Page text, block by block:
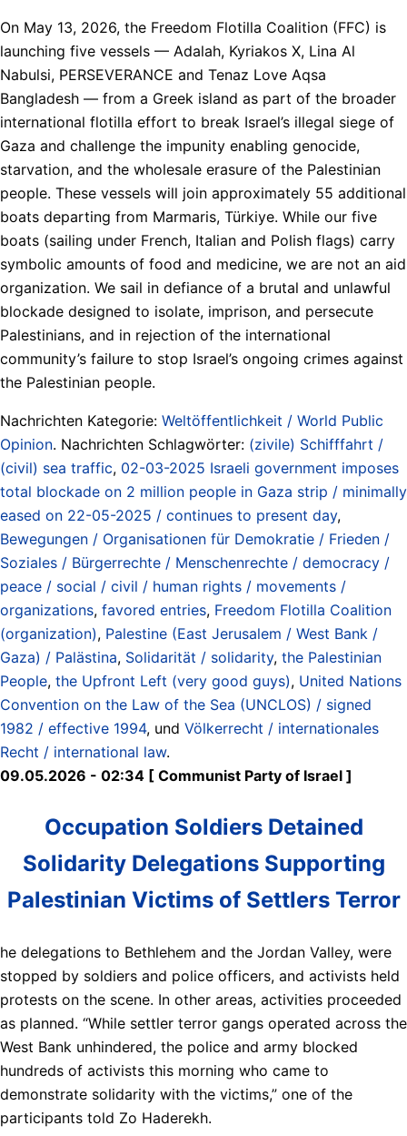
On May 13, 2026, the Freedom Flotilla Coalition (FFC) is
launching five vessels — Adalah, Kyriakos X, Lina Al
Nabulsi, PERSEVERANCE and Tenaz Love Aqsa
Bangladesh — from a Greek island as part of the broader
international flotilla effort to break Israel’s illegal siege of
Gaza and challenge the impunity enabling genocide,
starvation, and the wholesale erasure of the Palestinian
people. These vessels will join approximately 55 additional
boats departing from Marmaris, Türkiye. While our five
boats (sailing under French, Italian and Polish flags) carry
symbolic amounts of food and medicine, we are not an aid
organization. We sail in defiance of a brutal and unlawful
blockade designed to isolate, imprison, and persecute
Palestinians, and in rejection of the international
community’s failure to stop Israel’s ongoing crimes against
the Palestinian people.
Nachrichten Kategorie: Weltöffentlichkeit / World Public
Opinion. Nachrichten Schlagwörter: (zivile) Schifffahrt /
(civil) sea traffic, 02-03-2025 Israeli government imposes
total blockade on 2 million people in Gaza strip / minimally
eased on 22-05-2025 / continues to present day,
Bewegungen / Organisationen für Demokratie / Frieden /
Soziales / Bürgerrechte / Menschenrechte / democracy /
peace / social / civil / human rights / movements /
organizations, favored entries, Freedom Flotilla Coalition
(organization), Palestine (East Jerusalem / West Bank /
Gaza) / Palästina, Solidarität / solidarity, the Palestinian
People, the Upfront Left (very good guys), United Nations
Convention on the Law of the Sea (UNCLOS) / signed
1982 / effective 1994, und Völkerrecht / internationales
Recht / international law.
09.05.2026 - 02:34 [ Communist Party of Israel ]
Occupation Soldiers Detained
Solidarity Delegations Supporting
Palestinian Victims of Settlers Terror
he delegations to Bethlehem and the Jordan Valley, were
stopped by soldiers and police officers, and activists held
protests on the scene. In other areas, activities proceeded
as planned. “While settler terror gangs operated across the
West Bank unhindered, the police and army blocked
hundreds of activists this morning who came to
demonstrate solidarity with the victims,” one of the
participants told Zo Haderekh.